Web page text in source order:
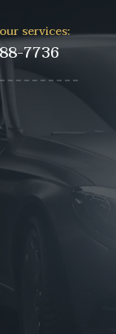
services:
7736